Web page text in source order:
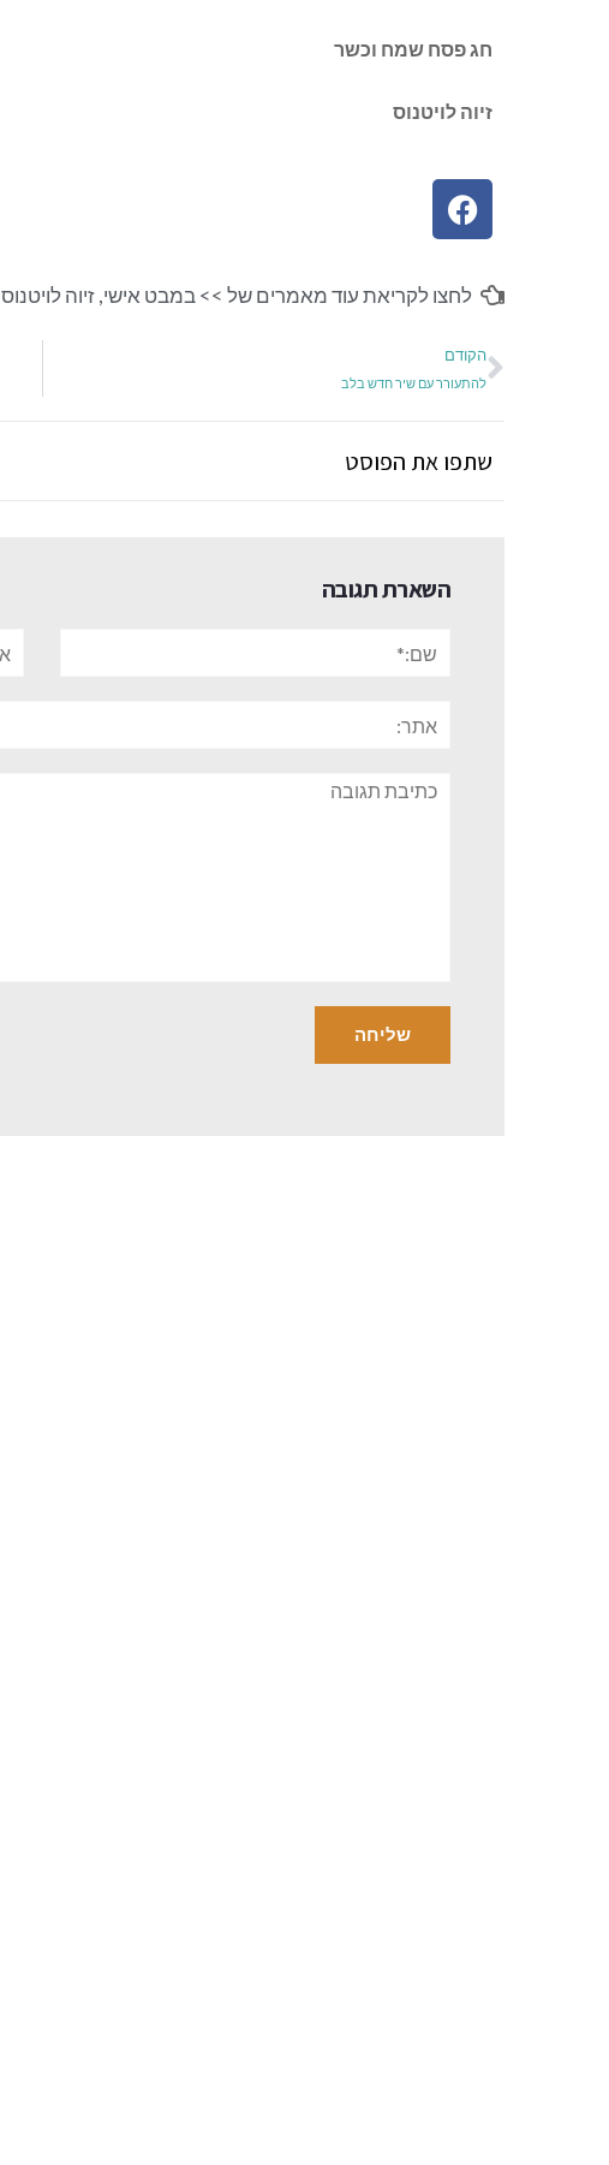
חג פסח שמח וכשר
זיוה לויטנוס
לחצו לקריאת עוד מאמרים של >>במבט אישי,זיוה לויטנוס
הקודם
להתעורר עם שיר חדש בלב
שתפו את הפוסט
השארת תגובה
תגובה